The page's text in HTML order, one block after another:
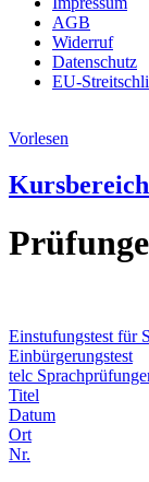
AGB
Widerruf
Datenschutz
EU-
Vorlesen
Einstufungstest für
Einbürgerungstest
telc
Titel
Datum
Ort
Nr.